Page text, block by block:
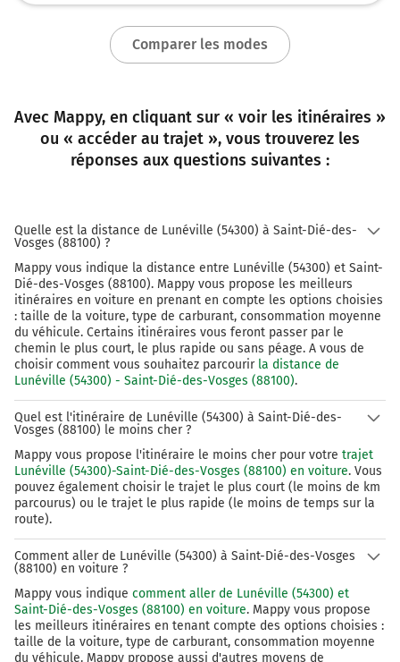
Comparer les modes
Avec Mappy, en cliquant sur « voir les itinéraires »
ou « accéder au trajet », vous trouverez les
réponses aux questions suivantes :
Quelle est la distance de Lunéville (54300) à Saint-Dié-des-
Vosges (88100) ?
Mappy vous indique la distance entre Lunéville (54300) et Saint-
Dié-des-Vosges (88100). Mappy vous propose les meilleurs
itinéraires en voiture en prenant en compte les options choisies
: taille de la voiture, type de carburant, consommation moyenne
du véhicule. Certains itinéraires vous feront passer par le
chemin le plus court, le plus rapide ou sans péage. A vous de
choisir comment vous souhaitez parcourir la distance de
Lunéville (54300) - Saint-Dié-des-Vosges (88100).
Quel est l'itinéraire de Lunéville (54300) à Saint-Dié-des-
Vosges (88100) le moins cher ?
Mappy vous propose l'itinéraire le moins cher pour votre trajet
Lunéville (54300)-Saint-Dié-des-Vosges (88100) en voiture. Vous
pouvez également choisir le trajet le plus court (le moins de km
parcourus) ou le trajet le plus rapide (le moins de temps sur la
route).
Comment aller de Lunéville (54300) à Saint-Dié-des-Vosges
(88100) en voiture ?
Mappy vous indique comment aller de Lunéville (54300) et
Saint-Dié-des-Vosges (88100) en voiture. Mappy vous propose
les meilleurs itinéraires en tenant compte des options choisies :
taille de la voiture, type de carburant, consommation moyenne
du véhicule. Mappy propose aussi d'autres moyens de